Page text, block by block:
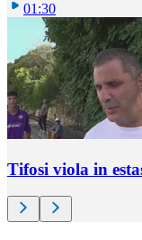
01:30
Tifosi viola in